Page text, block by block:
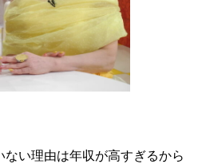
ない理由は年収が高すぎるから